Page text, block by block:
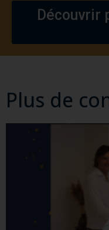
Découvrir
Plus de